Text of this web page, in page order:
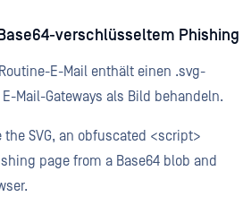
verschlüsseltem Phishing
E-Mail enthält einen .svg-
Mail-Gateways als Bild behandeln.
the SVG, an obfuscated <script>
page from a Base64 blob and